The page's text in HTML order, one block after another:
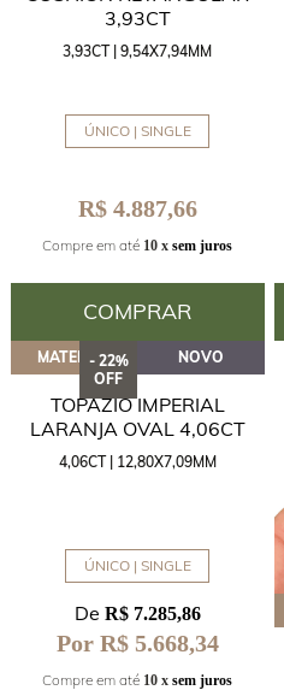
3,93CT
3,93CT | 9,54X7,94MM
ÚNICO | SINGLE
R$ 4.887,66
Compre em até 10 x sem juros
COMPRAR
- 22%
OFF
MATERIAL NOVO
TOPÁZIO IMPERIAL
LARANJA OVAL 4,06CT
4,06CT | 12,80X7,09MM
ÚNICO | SINGLE
De R$ 7.285,86
Por R$ 5.668,34
Compre em até 10 x sem juros